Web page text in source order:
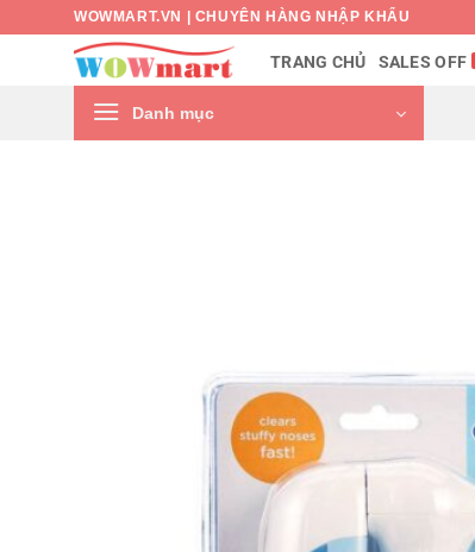
WOWMART.VN | CHUYÊN HÀNG NHẬP KHẨU
TRANG CHỦ SALES OFF
Danh mục